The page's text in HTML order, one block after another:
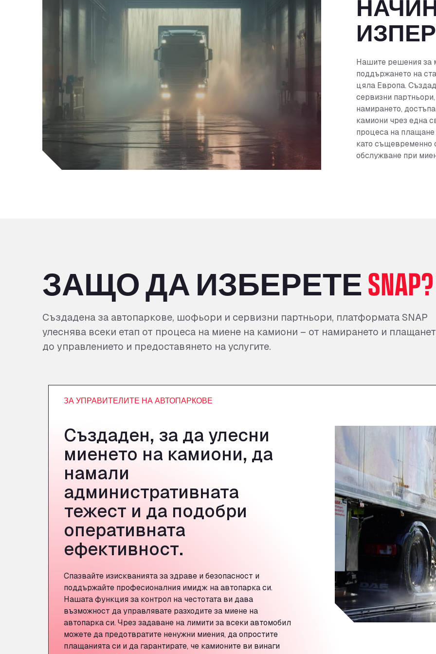
Нашите решения за
поддържането на
цяла Европа.
сервизни
намирането,
камиони чрез една
процеса на плащане
като същевременно
обслужване при
ЗАЩО ДА ИЗБЕРЕТЕSNAP?
Създадена за автопаркове, шофьори и сервизни партньори, платформата SNAP
улеснява всеки етап от процеса на миене на камиони – от намирането и
до управлението и предоставянето на услугите.
ЗА УПРАВИТЕЛИТЕ НА АВТОПАРКОВЕ
Създаден, за да улесни
миенето на камиони, да
намали
административната
тежест и да подобри
оперативната
ефективност.
Спазвайте изискванията за здраве и безопасност и
поддържайте професионалния имидж на автопарка си.
Нашата функция за контрол на честотата ви дава
възможност да управлявате разходите за миене на
автопарка си. Чрез задаване на лимити за всеки автомобил
можете да предотвратите ненужни миения, да опростите
плащанията си и да гарантирате, че камионите ви винаги